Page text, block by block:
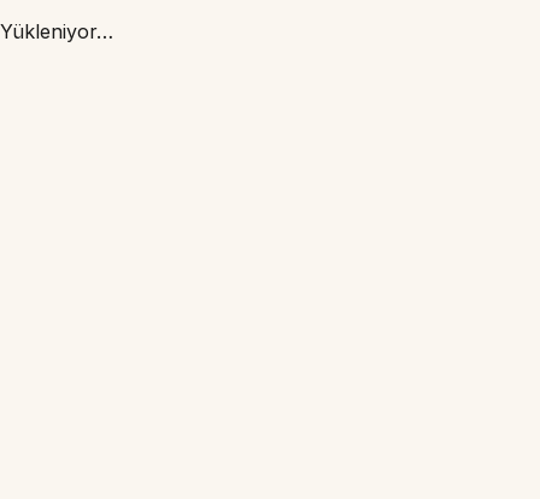
Yükleniyor…